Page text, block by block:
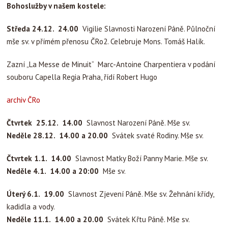
Bohoslužby v našem kostele:
Středa 24.12. 24.00 Vigilie Slavnosti Narození Páně. Půlnoční
mše sv. v přímém přenosu ČRo2. Celebruje Mons. Tomáš Halík.
Zazní „La Messe de Minuit“ Marc-Antoine Charpentiera v podání
souboru Capella Regia Praha, řídí Robert Hugo
archiv ČRo
Čtvrtek 25.12. 14.00 Slavnost Narození Páně. Mše sv.
Neděle 28.12. 14.00 a 20.00 Svátek svaté Rodiny. Mše sv.
Čtvrtek 1.1. 14.00 Slavnost Matky Boží Panny Marie. Mše sv.
Neděle 4.1. 14.00 a 20:00 Mše sv.
Úterý 6.1. 19.00 Slavnost Zjevení Páně. Mše sv. Žehnání křídy,
kadidla a vody.
Neděle 11.1. 14.00 a 20.00 Svátek Křtu Páně. Mše sv.